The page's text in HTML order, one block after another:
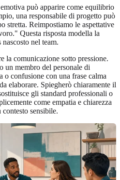
può apparire come equilibrio
una responsabile di progetto può
stretta. Reimpostiamo le aspettative
Questa risposta modella la
nel team.
la comunicazione sotto pressione.
un membro del personale di
o confusione con una frase calma
elaborare. Spiegherò chiaramente il
gli standard professionali o
come empatia e chiarezza
sensibile.